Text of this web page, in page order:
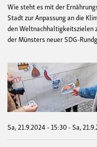
Wie steht es mit der
Stadt zur Anpassung an die
den Weltnachhaltigkeitszielen
der Münsters neuer SDG-
Sa, 21.9.2024 - 15:30-Sa,